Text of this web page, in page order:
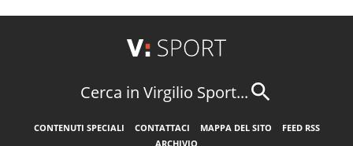
Cerca in Virgilio Sport...
CONTENUTI SPECIALI CONTATTACI MAPPA DEL SITO
FEED RSS
ARCHIVIO